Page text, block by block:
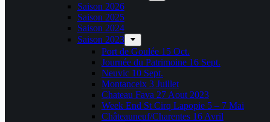
Saison 2026
Saison 2025
Saison 2024
Saison 2023
Port de Goulée 15 Oct.
Journée du Patrimoine 16 Sept.
Neuvic 10 Sept.
Montanceix 3 Juillet
Chateau Fava 27 Aout 2023
Week End St Cirq Lapopie 5 – 7 Mai
Châteauneuf/Charentes 16 Avril